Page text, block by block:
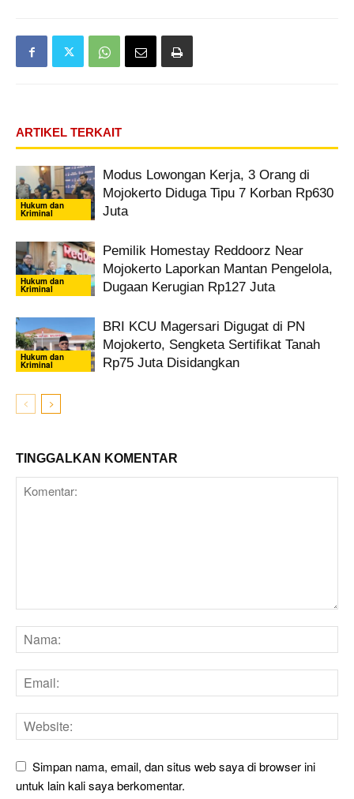
ARTIKEL TERKAIT
Hukum dan
Kriminal
Modus Lowongan Kerja, 3 Orang di
Mojokerto Diduga Tipu 7 Korban Rp630
Juta
Hukum dan
Kriminal
Pemilik Homestay Reddoorz Near
Mojokerto Laporkan Mantan Pengelola,
Dugaan Kerugian Rp127 Juta
Hukum dan
Kriminal
BRI KCU Magersari Digugat di PN
Mojokerto, Sengketa Sertifikat Tanah
Rp75 Juta Disidangkan
TINGGALKAN KOMENTAR
Simpan nama, email, dan situs web saya di browser ini
untuk lain kali saya berkomentar.